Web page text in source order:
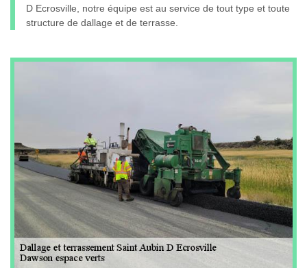
D Ecrosville, notre équipe est au service de tout type et toute
structure de dallage et de terrasse.